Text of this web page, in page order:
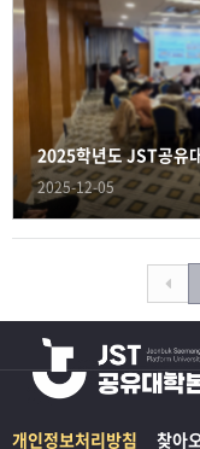
2025학년도 JST공
2025-12-05
개인정보처리방침 찾아